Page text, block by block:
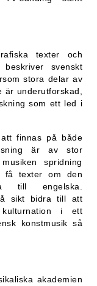
texter och
beskriver svenskt
stora delar av
underutforskad,
som ett led i
finnas på både
är av stor
spridning
få texter om den
till engelska.
sikt bidra till att
i ett
konstmusik så
akademien